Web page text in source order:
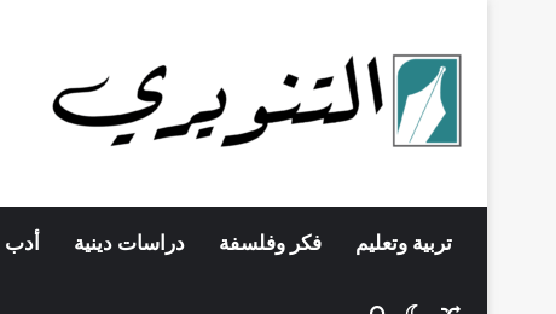
تربية وتعليم فكر وفلسفة دراسات دينية أدب